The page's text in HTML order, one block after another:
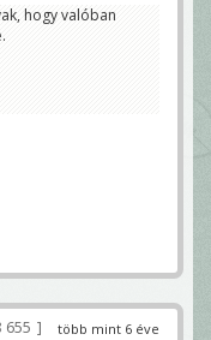
hogy valóban
több mint 6 éve
655